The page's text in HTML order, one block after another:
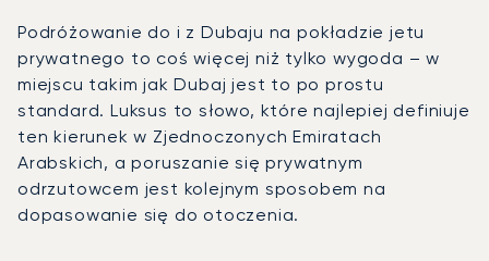
Podróżowanie do i z Dubaju na pokładzie jetu
prywatnego to coś więcej niż tylko wygoda – w
miejscu takim jak Dubaj jest to po prostu
standard. Luksus to słowo, które najlepiej definiuje
ten kierunek w Zjednoczonych Emiratach
Arabskich, a poruszanie się prywatnym
odrzutowcem jest kolejnym sposobem na
dopasowanie się do otoczenia.